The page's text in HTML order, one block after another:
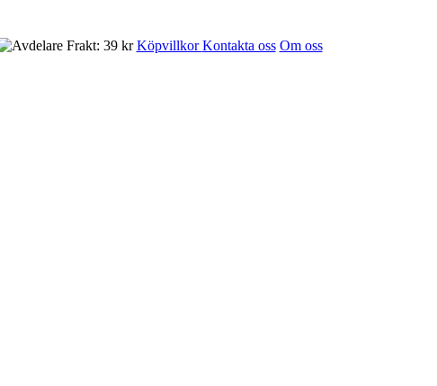
Frakt: 39 krKöpvillkorKontakta oss Om oss